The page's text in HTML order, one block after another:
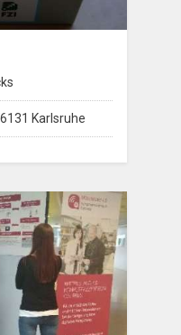
Karlsruhe